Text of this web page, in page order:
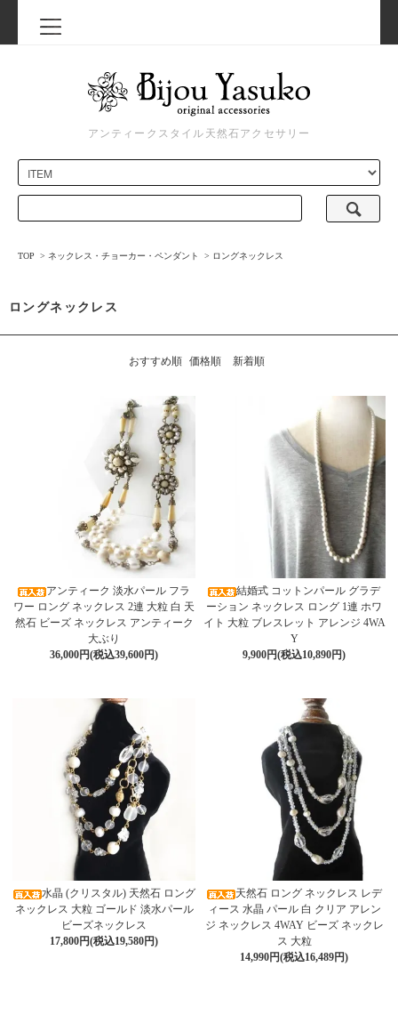
アンティークスタイル天然石アクセサリー
TOP > ネックレス・チョーカー・ペンダント > ロングネックレス
ロングネックレス
おすすめ順 価格順 新着順
アンティーク 淡水パール フラ
ワー ロング ネックレス 2連 大粒 白 天
然石 ビーズ ネックレス アンティーク
大ぶり
36,000円(税込39,600円)
結婚式 コットンパール グラデ
ーション ネックレス ロング 1連 ホワ
イト 大粒 ブレスレット アレンジ 4WA
Y
9,900円(税込10,890円)
水晶 (クリスタル) 天然石 ロング
ネックレス 大粒 ゴールド 淡水パール
ビーズネックレス
17,800円(税込19,580円)
天然石 ロング ネックレス レデ
ィース 水晶 パール 白 クリア アレン
ジ ネックレス 4WAY ビーズ ネックレ
ス 大粒
14,990円(税込16,489円)